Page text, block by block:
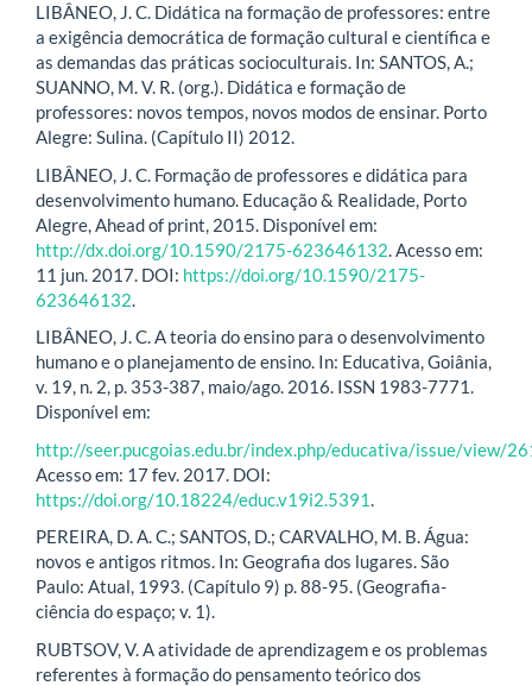
LIBÂNEO, J. C. Didática na formação de professores: entre
a exigência democrática de formação cultural e científica e
as demandas das práticas socioculturais. In: SANTOS, A.;
SUANNO, M. V. R. (org.). Didática e formação de
professores: novos tempos, novos modos de ensinar. Porto
Alegre: Sulina. (Capítulo II) 2012.
LIBÂNEO, J. C. Formação de professores e didática para
desenvolvimento humano. Educação & Realidade, Porto
Alegre, Ahead of print, 2015. Disponível em:
http://dx.doi.org/10.1590/2175-623646132 . Acesso em:
11 jun. 2017. DOI: https://doi.org/10.1590/2175-
623646132
LIBÂNEO, J. C. A teoria do ensino para o desenvolvimento
humano e o planejamento de ensino. In: Educativa, Goiânia,
v. 19, n. 2, p. 353-387, maio/ago. 2016. ISSN 1983-7771.
Disponível em:
http://seer.pucgoias.edu.br/index.php/educativa/issue/view/
Acesso em: 17 fev. 2017. DOI:
https://doi.org/10.18224/educ.v19i2.5391
PEREIRA, D. A. C.; SANTOS, D.; CARVALHO, M. B. Água:
novos e antigos ritmos. In: Geografia dos lugares. São
Paulo: Atual, 1993. (Capítulo 9) p. 88-95. (Geografia-
ciência do espaço; v. 1).
RUBTSOV, V. A atividade de aprendizagem e os problemas
referentes à formação do pensamento teórico dos